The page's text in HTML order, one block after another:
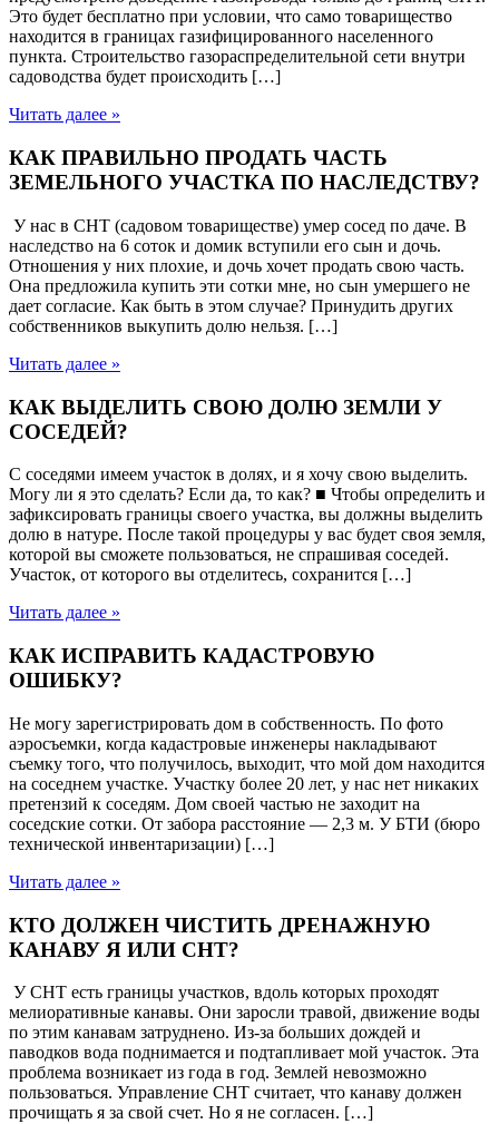
Это будет бесплатно при условии, что само товарищество
находится в границах газифицированного населенного
пункта. Строительство газораспределительной сети внутри
садоводства будет происходить […]
Читать далее »
КАК ПРАВИЛЬНО ПРОДАТЬ ЧАСТЬ
ЗЕМЕЛЬНОГО УЧАСТКА ПО НАСЛЕДСТВУ?
У нас в СНТ (садовом товариществе) умер сосед по даче. В
наследство на 6 соток и домик вступили его сын и дочь.
Отношения у них плохие, и дочь хочет продать свою часть.
Она предложила купить эти сотки мне, но сын умершего не
дает согласие. Как быть в этом случае? Принудить других
собственников выкупить долю нельзя. […]
Читать далее »
КАК ВЫДЕЛИТЬ СВОЮ ДОЛЮ ЗЕМЛИ У
СОСЕДЕЙ?
С соседями имеем участок в долях, и я хочу свою выделить.
Могу ли я это сделать? Если да, то как? ■ Чтобы определить и
зафиксировать границы своего участка, вы должны выделить
долю в натуре. После такой процедуры у вас будет своя земля,
которой вы сможете пользоваться, не спрашивая соседей.
Участок, от которого вы отделитесь, сохранится […]
Читать далее »
КАК ИСПРАВИТЬ КАДАСТРОВУЮ
ОШИБКУ?
Не могу зарегистрировать дом в собственность. По фото
аэросъемки, когда кадастровые инженеры накладывают
съемку того, что получилось, выходит, что мой дом находится
на соседнем участке. Участку более 20 лет, у нас нет никаких
претензий к соседям. Дом своей частью не заходит на
соседские сотки. От забора расстояние — 2,3 м. У БТИ (бюро
технической инвентаризации) […]
Читать далее »
КТО ДОЛЖЕН ЧИСТИТЬ ДРЕНАЖНУЮ
КАНАВУ Я ИЛИ СНТ?
У СНТ есть границы участков, вдоль которых проходят
мелиоративные канавы. Они заросли травой, движение воды
по этим канавам затруднено. Из-за больших дождей и
паводков вода поднимается и подтапливает мой участок. Эта
проблема возникает из года в год. Землей невозможно
пользоваться. Управление СНТ считает, что канаву должен
прочищать я за свой счет. Но я не согласен. […]